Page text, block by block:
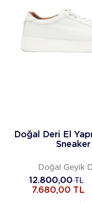
Doğal Deri El
Sneaker
Doğal Geyik
12.800,00TL
7.680,00 TL